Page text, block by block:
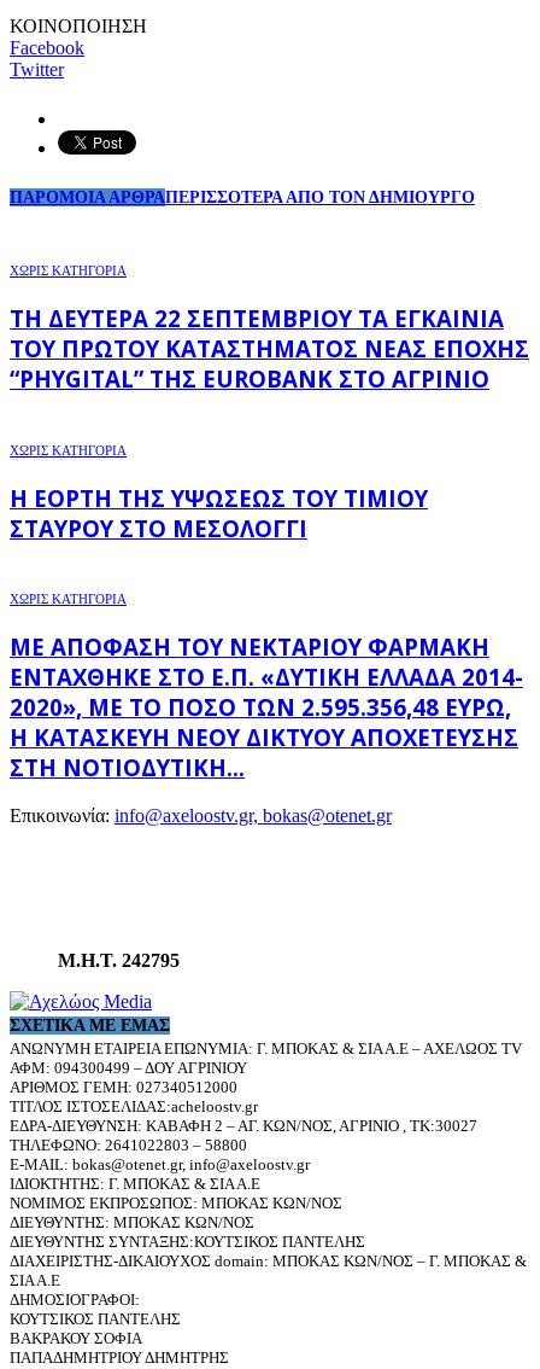
ΚΟΙΝΟΠΟΙΗΣΗ
Facebook
Twitter
ΠΑΡΟΜΟΙΑ ΑΡΘΡΑΠΕΡΙΣΣΟΤΕΡΑ ΑΠΟ ΤΟΝ ΔΗΜΙΟΥΡΓΟ
ΧΩΡΊΣ ΚΑΤΗΓΟΡΊΑ
ΤΗ ΔΕΥΤΈΡΑ 22 ΣΕΠΤΕΜΒΡΊΟΥ ΤΑ ΕΓΚΑΊΝΙΑ
ΤΟΥ ΠΡΏΤΟΥ ΚΑΤΑΣΤΉΜΑΤΟΣ ΝΈΑΣ ΕΠΟΧΉΣ
“PHYGITAL” ΤΗΣ EUROBANK ΣΤΟ ΑΓΡΊΝΙΟ
ΧΩΡΊΣ ΚΑΤΗΓΟΡΊΑ
Η ΕΟΡΤΉ ΤΗΣ ΥΨΏΣΕΩΣ ΤΟΥ ΤΙΜΊΟΥ
ΣΤΑΥΡΟΎ ΣΤΟ ΜΕΣΟΛΌΓΓΙ
ΧΩΡΊΣ ΚΑΤΗΓΟΡΊΑ
ΜΕ ΑΠΌΦΑΣΗ ΤΟΥ ΝΕΚΤΆΡΙΟΥ ΦΑΡΜΆΚΗ
ΕΝΤΆΧΘΗΚΕ ΣΤΟ Ε.Π. «ΔΥΤΙΚΉ ΕΛΛΆΔΑ 2014-
2020», ΜΕ ΤΟ ΠΟΣΌ ΤΩΝ 2.595.356,48 ΕΥΡΏ,
Η ΚΑΤΑΣΚΕΥΉ ΝΈΟΥ ΔΙΚΤΎΟΥ ΑΠΟΧΈΤΕΥΣΗΣ
ΣΤΗ ΝΟΤΙΟΔΥΤΙΚΉ...
Επικοινωνία: info@axeloostv.gr, bokas@otenet.gr
Μ.Η.Τ. 242795
ΣΧΕΤΙΚΆ ΜΕ ΕΜΆΣ
ΑΝΩΝΥΜΗ ΕΤΑΙΡΕΙΑ ΕΠΩΝΥΜΙΑ: Γ. ΜΠΟΚΑΣ & ΣΙΑ Α.Ε – ΑΧΕΛΩΟΣ TV
ΑΦΜ: 094300499 – ΔΟΥ ΑΓΡΙΝΙΟΥ
ΑΡΙΘΜΟΣ ΓΕΜΗ: 027340512000
ΤΙΤΛΟΣ ΙΣΤΟΣΕΛΙΔΑΣ:acheloostv.gr
ΕΔΡΑ-ΔΙΕΥΘΥΝΣΗ: ΚΑΒΑΦΗ 2 – ΑΓ. ΚΩΝ/ΝΟΣ, ΑΓΡΙΝΙΟ , ΤΚ:30027
ΤΗΛΕΦΩΝΟ: 2641022803 – 58800
E-MAIL: bokas@otenet.gr, info@axeloostv.gr
ΙΔΙΟΚΤΗΤΗΣ: Γ. ΜΠΟΚΑΣ & ΣΙΑ Α.Ε
ΝΟΜΙΜΟΣ ΕΚΠΡΟΣΩΠΟΣ: ΜΠΟΚΑΣ ΚΩΝ/ΝΟΣ
ΔΙΕΥΘΥΝΤΗΣ: ΜΠΟΚΑΣ ΚΩΝ/ΝΟΣ
ΔΙΕΥΘΥΝΤΗΣ ΣΥΝΤΑΞΗΣ:ΚΟΥΤΣΙΚΟΣ ΠΑΝΤΕΛΗΣ
ΔΙΑΧΕΙΡΙΣΤΗΣ-ΔΙΚΑΙΟΥΧΟΣ domain: ΜΠΟΚΑΣ ΚΩΝ/ΝΟΣ – Γ. ΜΠΟΚΑΣ &
ΣΙΑ Α.Ε
ΔΗΜΟΣΙΟΓΡΑΦΟΙ:
ΚΟΥΤΣΙΚΟΣ ΠΑΝΤΕΛΗΣ
ΒΑΚΡΑΚΟΥ ΣΟΦΙΑ
ΠΑΠΑΔΗΜΗΤΡΙΟΥ ΔΗΜΗΤΡΗΣ